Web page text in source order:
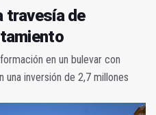
travesía de
en un bulevar con
una inversión de 2,7 millones